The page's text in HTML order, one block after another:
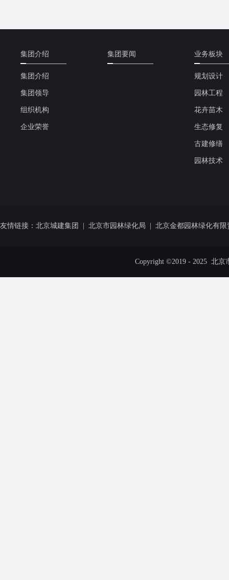
集团介绍
集团介绍
集团领导
组织机构
企业荣誉
集团要闻 业务板块
规划设计
园林工程
花卉苗木
生态修复
古建修缮
园林技术
友情链接： 北京城建集团 北京市园林绿化局 北京金都园林绿化有限
Copyright ©2019 - 2025 北京